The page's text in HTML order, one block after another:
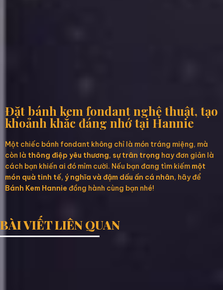
Đặt bánh kem fondant nghệ thuật, tạo
khoảnh khắc đáng nhớ tại Hannie
Một chiếc bánh fondant không chỉ là món tráng miệng, mà
còn là thông điệp yêu thương, sự trân trọng hay đơn giản là
cách bạn khiến ai đó mỉm cười. Nếu bạn đang tìm kiếm một
món quà tinh tế, ý nghĩa và đậm dấu ấn cá nhân, hãy để
Bánh Kem Hannie đồng hành cùng bạn nhé!
BÀI VIẾT LIÊN QUAN